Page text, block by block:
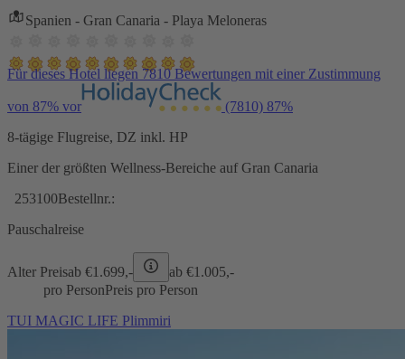
Spanien - Gran Canaria - Playa Meloneras
Für dieses Hotel liegen 7810 Bewertungen mit einer Zustimmung
von 87% vor (7810) 87%
8-tägige Flugreise, DZ inkl. HP
Einer der größten Wellness-Bereiche auf Gran Canaria
253100Bestellnr.:
Pauschalreise
Alter Preisab €1.699,- ab €1.005,-
pro PersonPreis pro Person
TUI MAGIC LIFE Plimmiri